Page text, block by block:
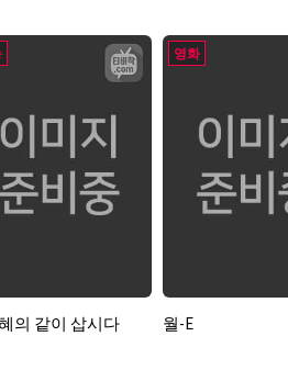
의 같이 삽시다
영화
월-E